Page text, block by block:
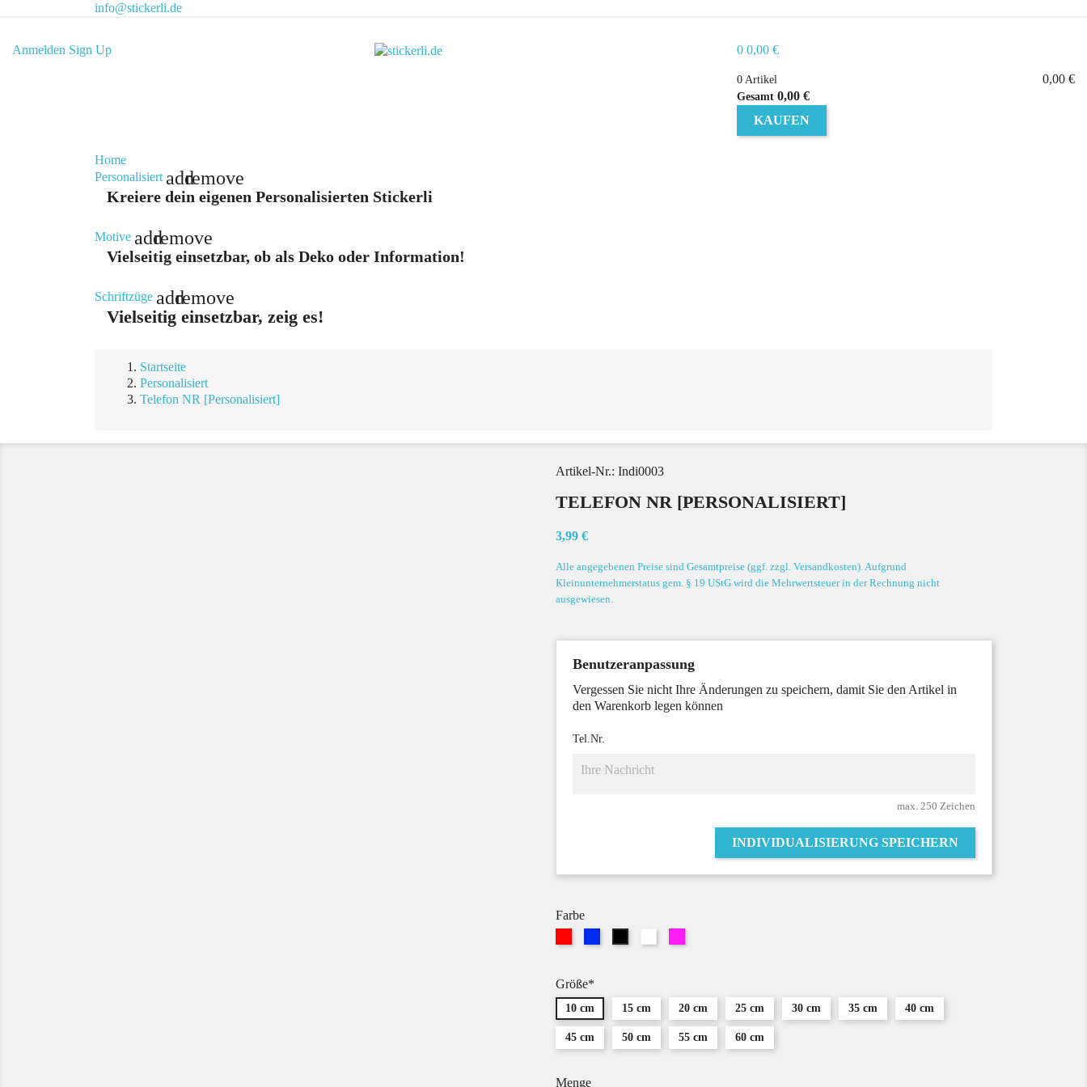
info@stickerli.de
Anmelden Sign Up 0 0,00 €
0 Artikel 0,00 €
Gesamt 0,00 €
KAUFEN
Home
Personalisiert addremove
Kreiere dein eigenen Personalisierten Stickerli
Motive addremove
Vielseitig einsetzbar, ob als Deko oder Information!
Schriftzüge addremove
Vielseitig einsetzbar, zeig es!
Startseite
Personalisiert
Telefon NR [Personalisiert]
Artikel-Nr.: Indi0003
TELEFON NR [PERSONALISIERT]
3,99 €
Alle angegebenen Preise sind Gesamtpreise (ggf. zzgl. Versandkosten). Aufgrund
Kleinunternehmerstatus gem. § 19 UStG wird die Mehrwertsteuer in der Rechnung nicht
ausgewiesen.
Benutzeranpassung
Vergessen Sie nicht Ihre Änderungen zu speichern, damit Sie den Artikel in
den Warenkorb legen können
Tel.Nr.
max. 250 Zeichen
INDIVIDUALISIERUNG SPEICHERN
Farbe
Größe*
10 cm 15 cm 20 cm 25 cm 30 cm 35 cm 40 cm
45 cm 50 cm 55 cm 60 cm
Menge